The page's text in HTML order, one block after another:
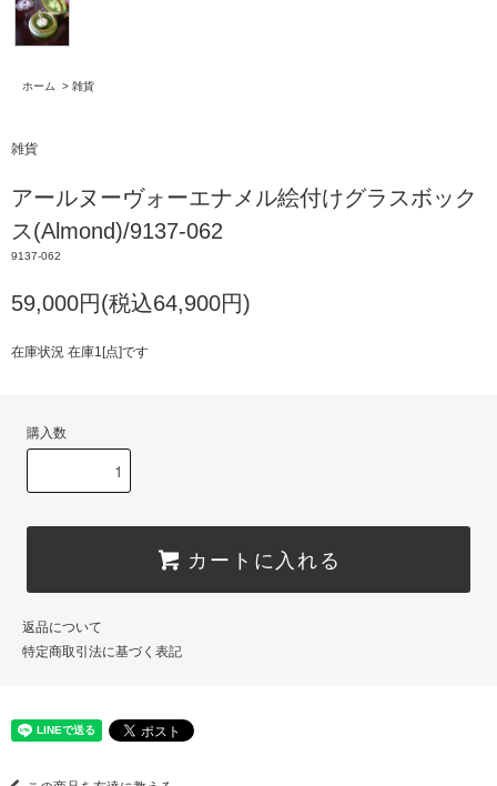
ホーム > 雑貨
雑貨
アールヌーヴォーエナメル絵付けグラスボック
ス(Almond)/9137-062
9137-062
59,000円(税込64,900円)
在庫状況 在庫1[点]です
購入数
カートに入れる
返品について
特定商取引法に基づく表記